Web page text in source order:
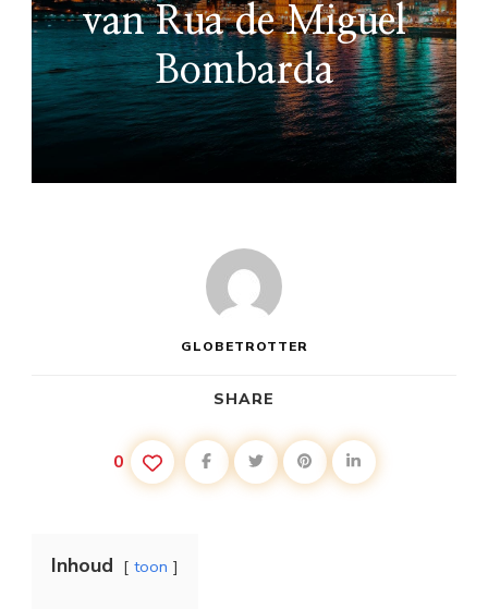
van Rua de Miguel
Bombarda
GLOBETROTTER
SHARE
0
Inhoud toon